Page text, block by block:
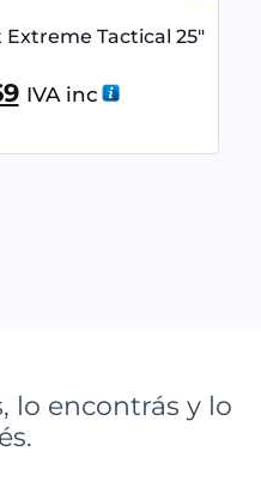
Tactical 25″
IVA inc
lo encontrás y lo